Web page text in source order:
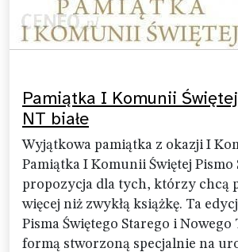
Pamiątka I Komunii
NT białe
Wyjątkowa pamiątka z okazji I
Pamiątka I Komunii Świętej Pismo
propozycja dla tych, którzy chcą
więcej niż zwykłą książkę. Ta
Pisma Świętego Starego i Nowego
formą stworzoną specjalnie na